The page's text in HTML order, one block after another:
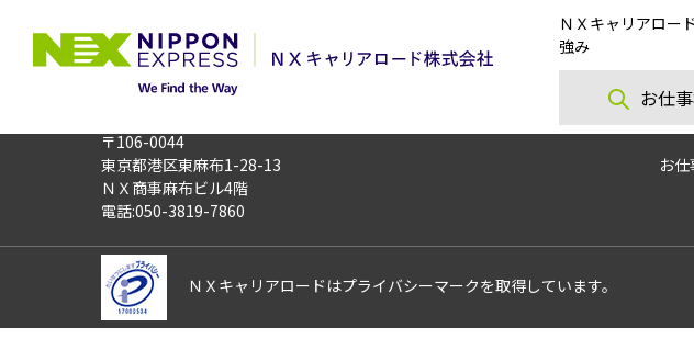
ＮＸキャリアロー
強み
お仕
《群馬県前橋市》ゼリー・お菓子を扱う倉庫
このお仕事は非公開のお仕事です
013092
〒106-0044
東京都港区東麻布1-28-13
ＮＸ商事麻布ビル4階
電話:050-3819-7860
お
ＮＸキャリアロードはプライバシーマークを取得しています。